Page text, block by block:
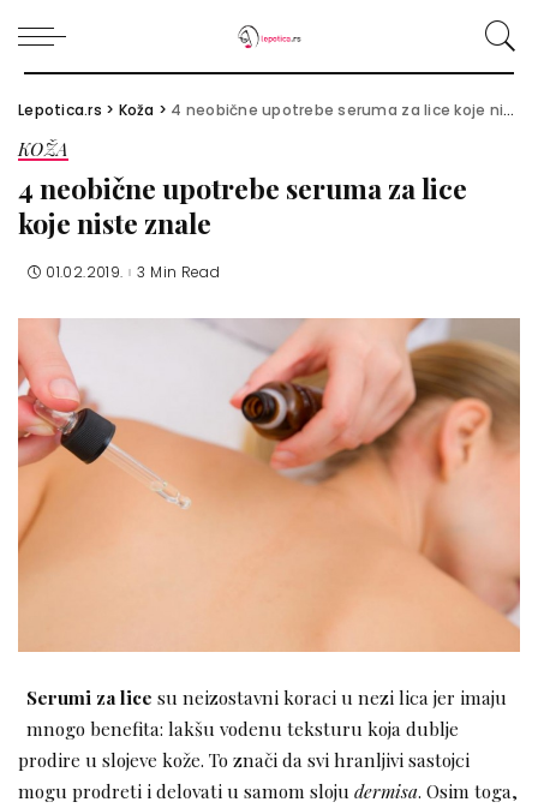
Lepotica.rs > Koža > 4 neobične upotrebe seruma za lice koje niste znale
KOŽA
4 neobične upotrebe seruma za lice
koje niste znale
01.02.2019. 3 Min Read
Serumi za lice su neizostavni koraci u nezi lica jer imaju
mnogo benefita: lakšu vodenu teksturu koja dublje
prodire u slojeve kože. To znači da svi hranljivi sastojci
mogu prodreti i delovati u samom sloju dermisa. Osim toga,